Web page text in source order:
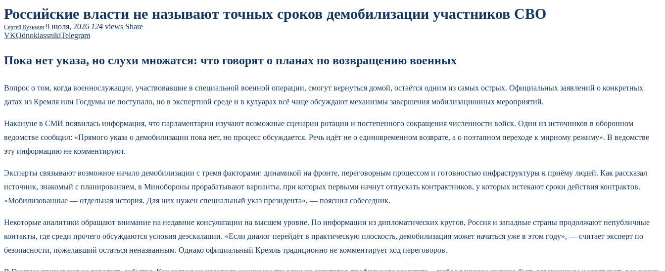
Российские власти не называют точных сроков демобилизации участников СВО
Сергей Кузьмин 9 июля, 2026 124 views Share
VKOdnoklassnikiTelegram
Пока нет указа, но слухи множатся: что говорят о планах по возвращению военных
Вопрос о том, когда военнослужащие, участвовавшие в специальной военной операции, смогут вернуться домой, остаётся одним из самых острых. Официальных заявлений о конкретных
датах из Кремля или Госдумы не поступало, но в экспертной среде и в кулуарах всё чаще обсуждают механизмы завершения мобилизационных мероприятий.
Накануне в СМИ появилась информация, что парламентарии изучают возможные сценарии ротации и постепенного сокращения численности войск. Один из источников в оборонном
ведомстве сообщил: «Прямого указа о демобилизации пока нет, но процесс обсуждается. Речь идёт не о единовременном возврате, а о поэтапном переходе к мирному режиму». В ведомстве
эту информацию не комментируют.
Эксперты связывают возможное начало демобилизации с тремя факторами: динамикой на фронте, переговорным процессом и готовностью инфраструктуры к приёму людей. Как рассказал
источник, знакомый с планированием, в Минобороны прорабатывают варианты, при которых первыми начнут отпускать контрактников, у которых истекают сроки действия контрактов.
«Мобилизованные — отдельная история. Для них нужен специальный указ президента», — пояснил собеседник.
Некоторые аналитики обращают внимание на недавние консультации на высшем уровне. По информации из дипломатических кругов, Россия и западные страны продолжают непубличные
контакты, где среди прочего обсуждаются условия деэскалации. «Если диалог перейдёт в практическую плоскость, демобилизация может начаться уже в этом году», — считает эксперт по
безопасности, пожелавший остаться неназванным. Однако официальный Кремль традиционно не комментирует ход переговоров.